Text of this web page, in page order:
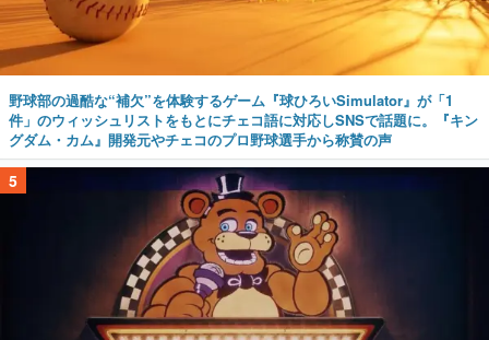
野球部の過酷な“補欠”を体験するゲーム『球ひろいSimulator』が「1
件」のウィッシュリストをもとにチェコ語に対応しSNSで話題に。『キン
グダム・カム』開発元やチェコのプロ野球選手から称賛の声
5